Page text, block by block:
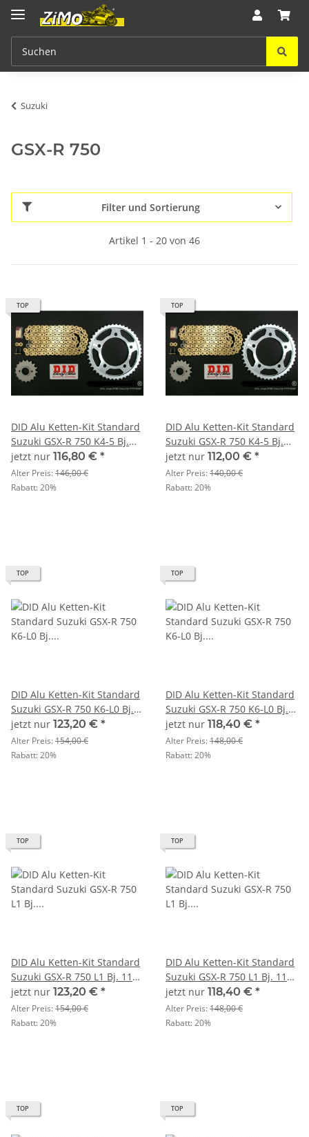
Suzuki
GSX-R 750
Filter und Sortierung
Artikel 1 - 20 von 46
TOP
DID Alu Ketten-Kit Standard
Suzuki GSX-R 750 K4-5 Bj.
04-05 U520
jetzt nur 116,80 € *
Alter Preis:146,00 €
Rabatt:20%
TOP
DID Alu Ketten-Kit Standard
Suzuki GSX-R 750 K4-5 Bj.
04-05 U520
jetzt nur 112,00 € *
Alter Preis:140,00 €
Rabatt:20%
TOP
DID Alu Ketten-Kit Standard
Suzuki GSX-R 750 K6-L0 Bj.
06-10 U520
jetzt nur 123,20 € *
Alter Preis:154,00 €
Rabatt:20%
TOP
DID Alu Ketten-Kit Standard
Suzuki GSX-R 750 K6-L0 Bj.
06-10 U520
jetzt nur 118,40 € *
Alter Preis:148,00 €
Rabatt:20%
TOP
DID Alu Ketten-Kit Standard
Suzuki GSX-R 750 L1 Bj. 11>
U520
jetzt nur 123,20 € *
Alter Preis:154,00 €
Rabatt:20%
TOP
DID Alu Ketten-Kit Standard
Suzuki GSX-R 750 L1 Bj. 11>
U520
jetzt nur 118,40 € *
Alter Preis:148,00 €
Rabatt:20%
TOP TOP